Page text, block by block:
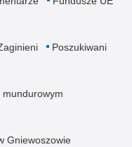
Poszukiwani
mundurowym
Gniewoszowie